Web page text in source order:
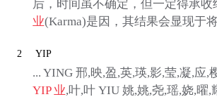
后，时间虽不确定，但一定得承收
业(Karma)是因，其结果会显现于将
2 YIP
... YING 邢,映,盈,英,瑛,影,莹,凝,应,
YIP 业,叶,叶 YIU 姚,姚,尧,瑶,娆,曜,